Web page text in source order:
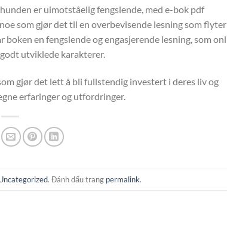
er uimotståelig fengslende, med e-bok pdf
som gjør det til en overbevisende lesning som flyter
en fengslende og engasjerende lesning, som
utviklede karakterer.
gjør det lett å bli fullstendig investert i deres liv og
erfaringer og utfordringer.
. Đánh dấu trang permalink.